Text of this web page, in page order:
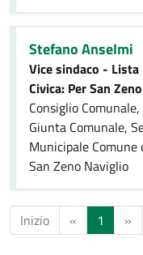
Stefano Anselmi
Vice sindaco - Lista
Civica: Per San Zeno
Consiglio Comunale,
Giunta Comunale,
Municipale Comune
San Zeno Naviglio
Inizio « 1 »